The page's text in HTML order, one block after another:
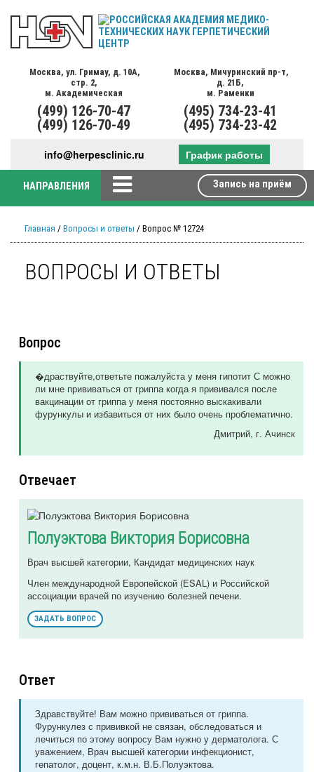
Москва, ул. Гримау, д. 10А,
стр. 2,
м. Академическая
(499) 126-70-47
(499) 126-70-49
Москва, Мичуринский пр-т,
д. 21Б,
м. Раменки
(495) 734-23-41
(495) 734-23-42
info@herpesclinic.ru График работы
НАПРАВЛЕНИЯ Запись на приём
Главная / Вопросы и ответы / Вопрос № 12724
ВОПРОСЫ И ОТВЕТЫ
Вопрос
�драствуйте,ответьте пожалуйста у меня гипотит С можно
ли мне прививаться от гриппа когда я прививался после
вакцинации от гриппа у меня постоянно выскакивали
фурункулы и избавиться от них было очень проблематично.
Дмитрий, г. Ачинск
Отвечает
Полуэктова Виктория Борисовна
Врач высшей категории, Кандидат медицинских наук
Член международной Европейской (ESAL) и Российской
ассоциации врачей по изучению болезней печени.
ЗАДАТЬ ВОПРОС
Ответ
Здравствуйте! Вам можно прививаться от гриппа.
Фурункулез с прививкой не связан, обследоваться и
лечиться по этому вопросу Вам нужно у дерматолога. С
уважением, Врач высшей категории инфекционист,
гепатолог, доцент, к.м.н. В.Б.Полуэктова.